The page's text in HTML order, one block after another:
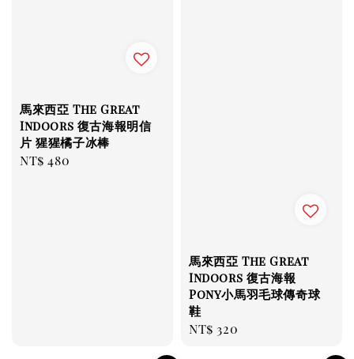
馬來西亞 The Great
Indoors 復古海報明信
片 猩猩橘子冰棒
Regular
NT$ 480
馬來西亞 The Great
Indoors 復古海報
Pony小馬羽毛球傳奇球
鞋
Regular
NT$ 320